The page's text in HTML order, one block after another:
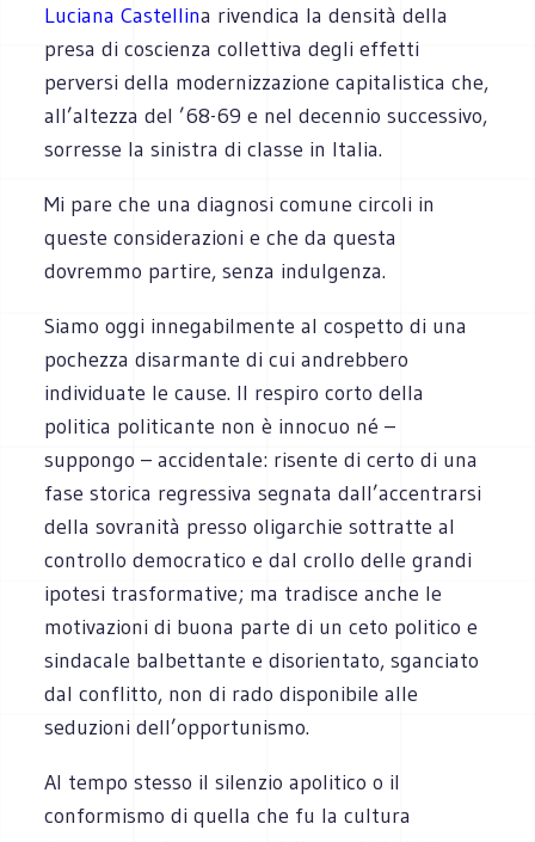
Luciana Castellina rivendica la densità della
presa di coscienza collettiva degli effetti
perversi della modernizzazione capitalistica che,
all’altezza del ’68-69 e nel decennio successivo,
sorresse la sinistra di classe in Italia.
Mi pare che una diagnosi comune circoli in
queste considerazioni e che da questa
dovremmo partire, senza indulgenza.
Siamo oggi innegabilmente al cospetto di una
pochezza disarmante di cui andrebbero
individuate le cause. Il respiro corto della
politica politicante non è innocuo né –
suppongo – accidentale: risente di certo di una
fase storica regressiva segnata dall’accentrarsi
della sovranità presso oligarchie sottratte al
controllo democratico e dal crollo delle grandi
ipotesi trasformative; ma tradisce anche le
motivazioni di buona parte di un ceto politico e
sindacale balbettante e disorientato, sganciato
dal conflitto, non di rado disponibile alle
seduzioni dell’opportunismo.
Al tempo stesso il silenzio apolitico o il
conformismo di quella che fu la cultura